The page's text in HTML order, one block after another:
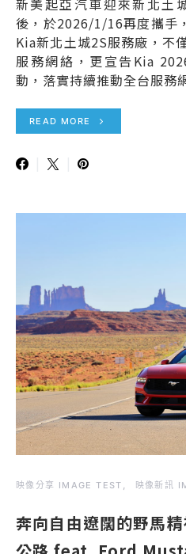
新美起亞汽車迎來新北土
後，於2026/1/16再度攜手
Kia新北土城2S服務廠，不
服務網絡，更宣告Kia
動，落實持續推動全台服務
READ MORE
映像分享 IMAGE TEST 映像新訊
奔向自由遼闊的野馬